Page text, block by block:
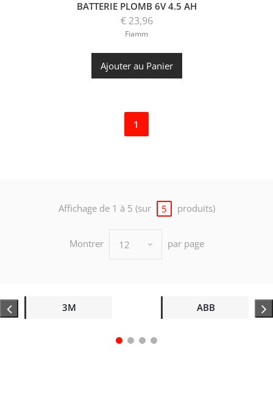
BATTERIE PLOMB 6V 4.5 AH
€ 23,96
Fiamm
Ajouter au Panier
1
Affichage de 1 à 5 (sur 5 produits)
Montrer 12 par page
3M ABB